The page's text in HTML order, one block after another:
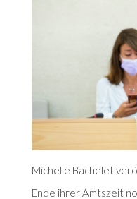
Michelle Bachelet
Ende ihrer Amtszeit